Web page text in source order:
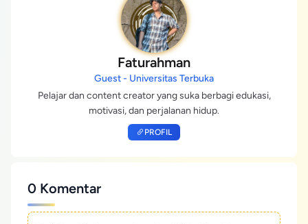
Faturahman
Guest - Universitas Terbuka
Pelajar dan content creator yang suka berbagi edukasi,
motivasi, dan perjalanan hidup.
PROFIL
0 Komentar